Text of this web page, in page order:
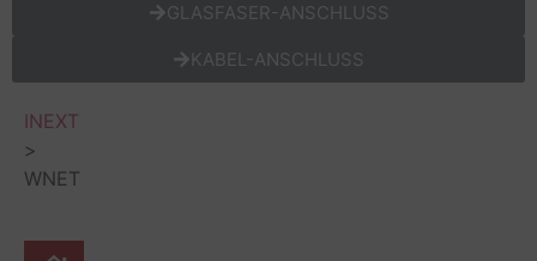
GLASFASER-ANSCHLUSS
KABEL-ANSCHLUSS
INEXT
>
WNET